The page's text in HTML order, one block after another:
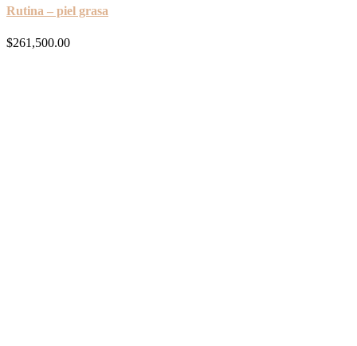
Rutina – piel grasa
$261,500.00